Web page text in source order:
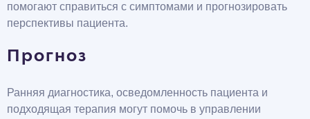
помогают справиться с симптомами и прогнозировать
перспективы пациента.
Прогноз
Ранняя диагностика, осведомленность пациента и
подходящая терапия могут помочь в управлении